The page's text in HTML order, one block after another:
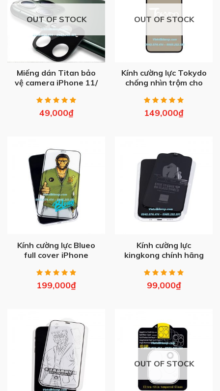
OUT OF STOCK
Miếng dán Titan bảo
vệ camera iPhone 11/
49,000₫
OUT OF STOCK
Kính cường lực Tokydo
chống nhìn trộm cho
149,000₫
Kính cường lực Blueo
full cover iPhone
199,000₫
Kính cường lực
kingkong chính hãng
Max
99,000₫
OUT OF STOCK